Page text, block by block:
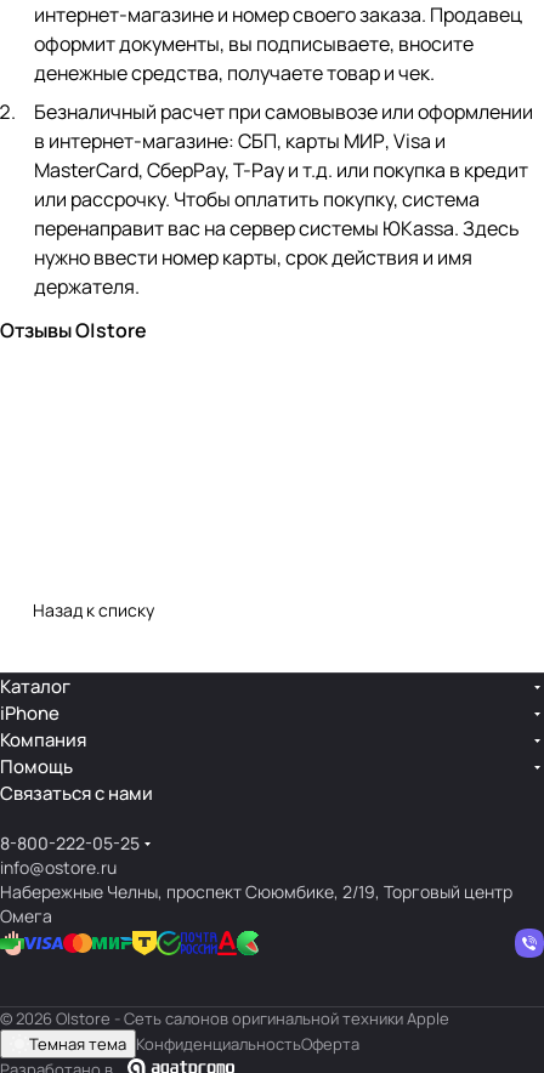
интернет-магазине и номер своего заказа. Продавец
оформит документы, вы подписываете, вносите
денежные средства, получаете товар и чек.
Безналичный расчет при самовывозе или оформлении
в интернет-магазине: СБП, карты МИР, Visa и
MasterCard, СберPay, Т-Pay и т.д. или покупка в кредит
или рассрочку. Чтобы оплатить покупку, система
перенаправит вас на сервер системы ЮKassa. Здесь
нужно ввести номер карты, срок действия и имя
держателя.
Отзывы O|store
Назад к списку
Каталог
iPhone
Компания
Помощь
Связаться с нами
8-800-222-05-25
info@ostore.ru
Набережные Челны, проспект Сююмбике, 2/19, Торговый центр
Омега
© 2026 O|store - Сеть салонов оригинальной техники Apple
Темная тема КонфиденциальностьОферта